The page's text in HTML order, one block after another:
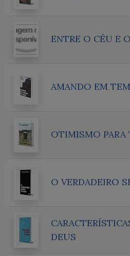
ENTRE O CÉU E
AMANDO EM
OTIMISMO PARA
O VERDADEIRO
DEUS